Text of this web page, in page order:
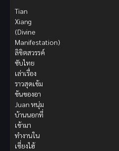
Tian
Xiang
(Divine
Manifestation)
ลิขิตสวรรค์
ซับไทย
เล่าเรื่อง
ราวสุดเข้ม
ข้นของอา
Juan หนุ่ม
บ้านนอกที่
เข้ามา
ทำงานใน
เซี่ยงไฮ้